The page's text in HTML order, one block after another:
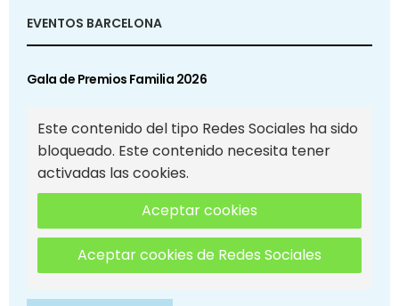
EVENTOS BARCELONA
Gala de Premios Familia 2026
Este contenido del tipo Redes Sociales ha sido
bloqueado. Este contenido necesita tener
activadas las cookies.
Aceptar cookies
Aceptar cookies de Redes Sociales